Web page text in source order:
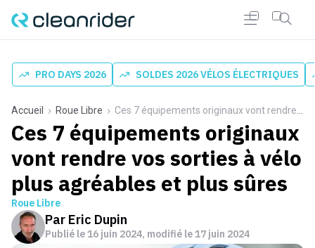
PRO DAYS 2026 SOLDES 2026 VÉLOS ÉLECTRIQUES
Accueil Roue Libre Ces 7 équipements originaux vont rendre vos sorties à vélo plus agréables et plus sûres
Ces 7 équipements originaux
vont rendre vos sorties à vélo
plus agréables et plus sûres
Roue Libre
Par Eric Dupin
Publié le16 juin 2024, modifié le 17 juin 2024